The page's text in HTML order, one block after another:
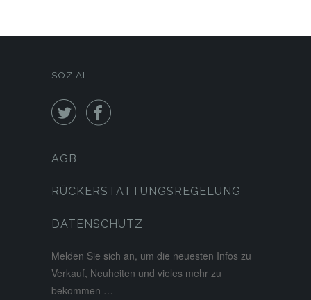
SOZIAL
 
AGB
RÜCKERSTATTUNGSREGELUNG
DATENSCHUTZ
Melden Sie sich an, um die neuesten Infos zu
Verkauf, Neuheiten und vieles mehr zu
bekommen …